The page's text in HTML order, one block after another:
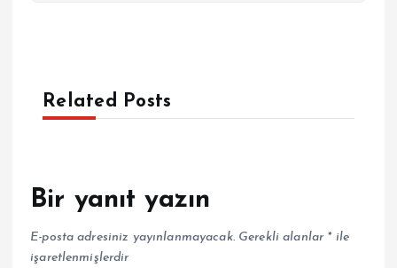
Related Posts
Bir yanıt yazın
E-posta adresiniz yayınlanmayacak. Gerekli alanlar *ile
işaretlenmişlerdir